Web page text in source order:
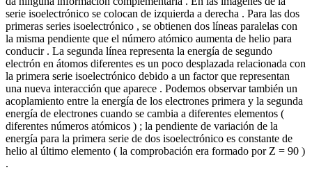
serie isoelectrónico se colocan de izquierda a derecha . Para las dos
primeras series isoelectrónico , se obtienen dos líneas paralelas con
la misma pendiente que el número atómico aumenta de helio para
conducir . La segunda línea representa la energía de segundo
electrón en átomos diferentes es un poco desplazada relacionada con
la primera serie isoelectrónico debido a un factor que representan
una nueva interacción que aparece . Podemos observar también un
acoplamiento entre la energía de los electrones primera y la segunda
energía de electrones cuando se cambia a diferentes elementos (
diferentes números atómicos ) ; la pendiente de variación de la
energía para la primera serie de dos isoelectrónico es constante de
helio al último elemento ( la comprobación era formado por Z = 90 )
.